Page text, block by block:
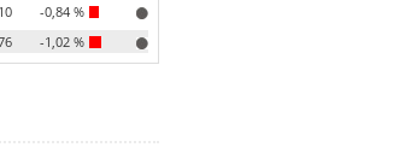
-0,84 %
-1,02 %